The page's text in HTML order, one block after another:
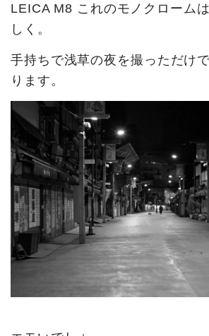
LEICA M8 これのモノクローム
しく。
手持ちで浅草の夜を撮っただけ
ります。